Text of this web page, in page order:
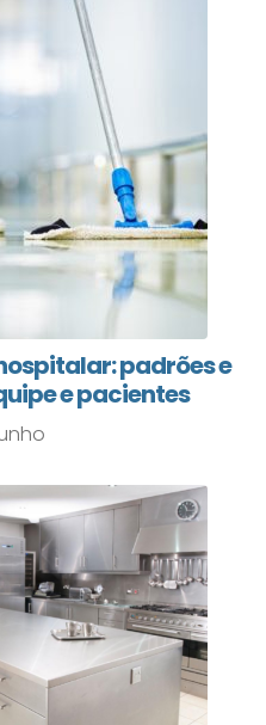
padrões e
e pacientes